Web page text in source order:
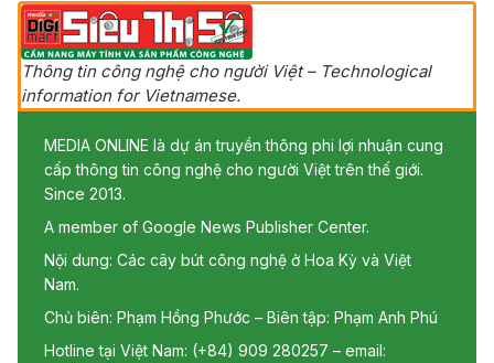
Thông tin công nghệ cho người Việt – Technological
information for Vietnamese.
MEDIA ONLINE là dự án truyền thông phi lợi nhuận cung
cấp thông tin công nghệ cho người Việt trên thế giới.
Since 2013.
A member of Google News Publisher Center.
Nội dung: Các cây bút công nghệ ở Hoa Kỳ và Việt
Nam.
Chủ biên: Phạm Hồng Phước – Biên tập: Phạm Anh Phú
Hotline tại Việt Nam: (+84) 909 280257 – email: